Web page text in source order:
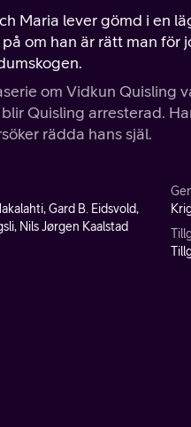
Maria lever gömd i en
om han är rätt man
om Vidkun Quisling
Quisling arresterad.
rädda hans själ.
Gard B. Eidsvold,
Nils Jørgen Kaalstad